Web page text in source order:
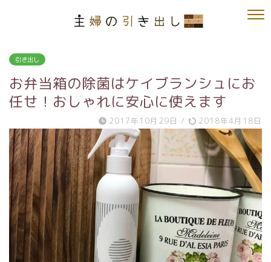
引き出し
お弁当箱の除菌はケイブランシュにお
任せ！おしゃれに安心に使えます
2017年10月29日 / 2018年4月18日